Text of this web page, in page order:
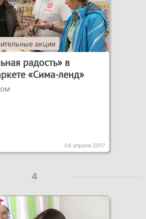
акции
радость» в
«Сима-ленд»
04 апреля 2017
4